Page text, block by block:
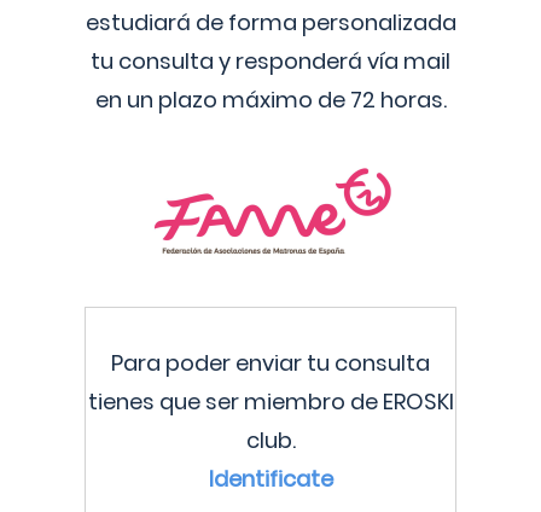
estudiará de forma personalizada
tu consulta y responderá vía mail
en un plazo máximo de 72 horas.
Para poder enviar tu consulta
tienes que ser miembro de EROSKI
club.
Identificate